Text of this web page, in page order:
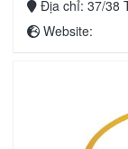
Địa chỉ: 37/38
Website: